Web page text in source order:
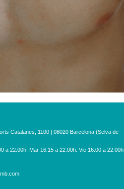
Catalanes, 1100 | 08020 Barcelona (Selva de
a 22:00h. Mar 16:15 a 22:00h. Vie 16:00 a 22:00h.